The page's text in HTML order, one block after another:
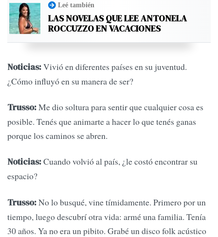
Leé también
LAS NOVELAS QUE LEE ANTONELA
ROCCUZZO EN VACACIONES
Noticias:Vivió en diferentes países en su juventud.
¿Cómo influyó en su manera de ser?
Trusso:Me dio soltura para sentir que cualquier cosa es
posible. Tenés que animarte a hacer lo que tenés ganas
porque los caminos se abren.
Noticias:Cuando volvió al país, ¿le costó encontrar su
espacio?
Trusso:No lo busqué, vine tímidamente. Primero por un
tiempo, luego descubrí otra vida: armé una familia. Tenía
30 años. Ya no era un pibito. Grabé un disco folk acústico